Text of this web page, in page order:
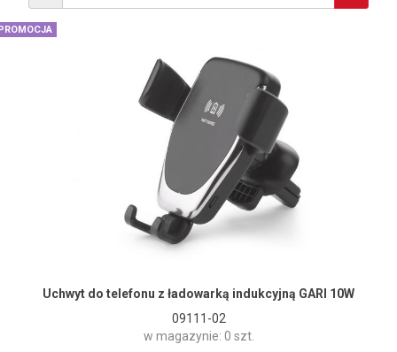
Uchwyt do telefonu z ładowarką indukcyjną GARI 10W
09111-02
w magazynie: 0 szt.